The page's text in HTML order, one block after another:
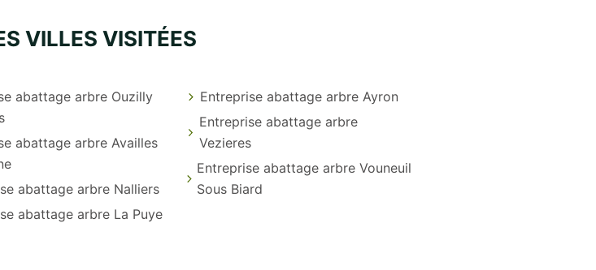
VILLES VISITÉES
abattage arbre Ouzilly
abattage arbre Availles
abattage arbre Nalliers
abattage arbre La Puye
Entreprise abattage arbre Ayron
Entreprise abattage arbre
Vezieres
Entreprise abattage arbre Vouneuil
Sous Biard